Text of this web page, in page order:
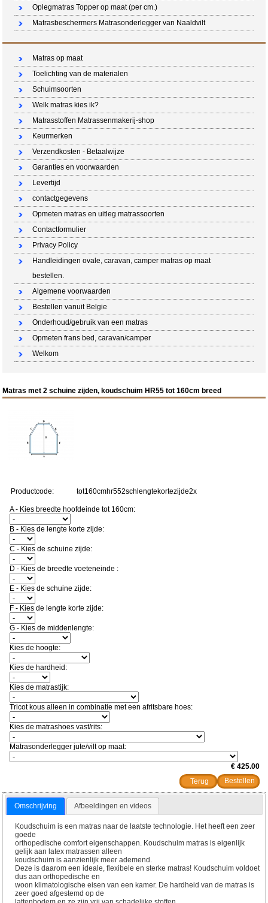
Oplegmatras Topper op maat (per cm.)
Matrasbeschermers Matrasonderlegger van Naaldvilt
Matras op maat
Toelichting van de materialen
Schuimsoorten
Welk matras kies ik?
Matrasstoffen Matrassenmakerij-shop
Keurmerken
Verzendkosten - Betaalwijze
Garanties en voorwaarden
Levertijd
contactgegevens
Opmeten matras en uitleg matrassoorten
Contactformulier
Privacy Policy
Handleidingen ovale, caravan, camper matras op maat
bestellen.
Algemene voorwaarden
Bestellen vanuit Belgie
Onderhoud/gebruik van een matras
Opmeten frans bed, caravan/camper
Welkom
Matras met 2 schuine zijden, koudschuim HR55 tot 160cm breed
Productcode: tot160cmhr552schlengtekortezijde2x
A - Kies breedte hoofdeinde tot 160cm:
B - Kies de lengte korte zijde:
C - Kies de schuine zijde:
D - Kies de breedte voeteneinde :
E - Kies de schuine zijde:
F - Kies de lengte korte zijde:
G - Kies de middenlengte:
Kies de hoogte:
Kies de hardheid:
Kies de matrastijk:
Tricot kous alleen in combinatie met een afritsbare hoes:
Kies de matrashoes vast/rits:
Matrasonderlegger jute/vilt op maat:
€ 425.00
Terug
Omschrijving Afbeeldingen en videos
Koudschuim is een matras naar de laatste technologie. Het heeft een zeer
goede
orthopedische comfort eigenschappen. Koudschuim matras is eigenlijk
gelijk aan latex matrassen alleen
koudschuim is aanzienlijk meer ademend.
Deze is daarom een ideale, flexibele en sterke matras! Koudschuim voldoet
dus aan orthopedische en
woon klimatologische eisen van een kamer. De hardheid van de matras is
zeer goed afgestemd op de